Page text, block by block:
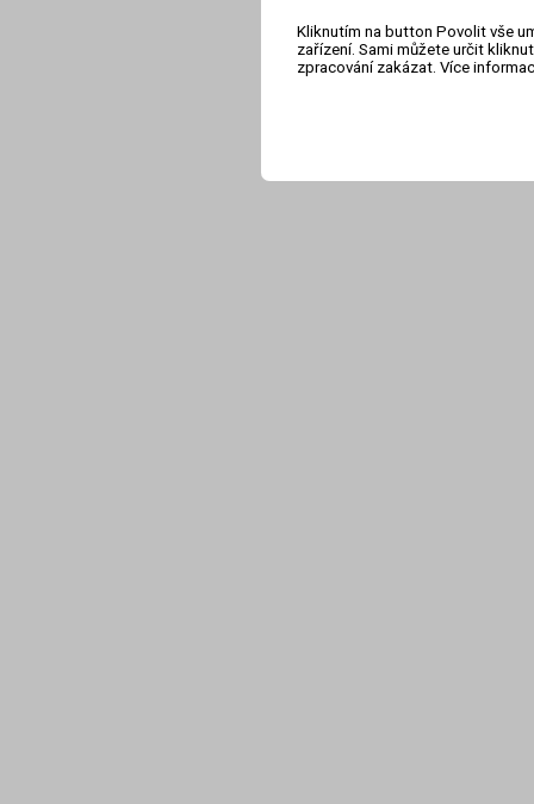
Kliknutím na button Povolit vše
zařízení. Sami můžete určit
zpracování zakázat. Více